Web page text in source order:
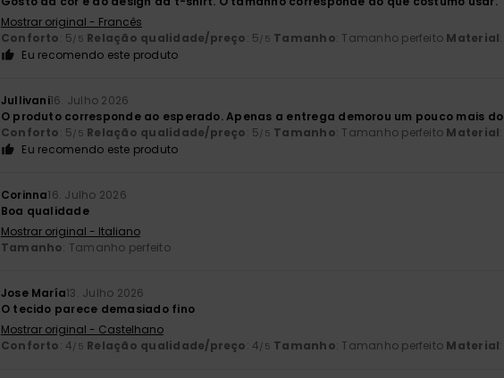
Mostrar original - Francês
Conforto: 5/5 Relação qualidade/preço: 5/5 Tamanho: Tamanho perfeito Material
Eu recomendo este produto
Jullivani16. Julho 2026
O produto corresponde ao esperado. Apenas a entrega demorou um pouco mais
Conforto: 5/5 Relação qualidade/preço: 5/5 Tamanho: Tamanho perfeito Material
Eu recomendo este produto
Corinna16. Julho 2026
Boa qualidade
Mostrar original - Italiano
Tamanho: Tamanho perfeito
Jose María13. Julho 2026
O tecido parece demasiado fino
Mostrar original - Castelhano
Conforto: 4/5 Relação qualidade/preço: 4/5 Tamanho: Tamanho perfeito Material